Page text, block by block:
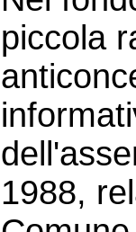
piccola
1988,